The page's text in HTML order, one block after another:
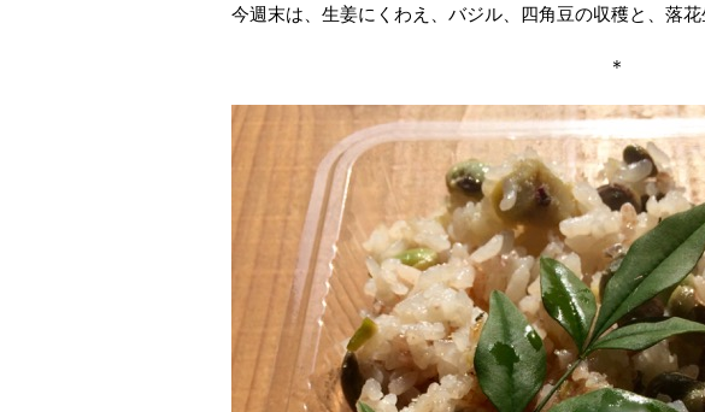
今週末は、生姜にくわえ、バジル、四角豆の収穫と、落
＊